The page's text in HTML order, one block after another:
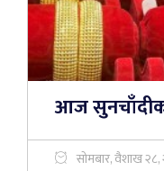
आज
सोमबार, वैशाख